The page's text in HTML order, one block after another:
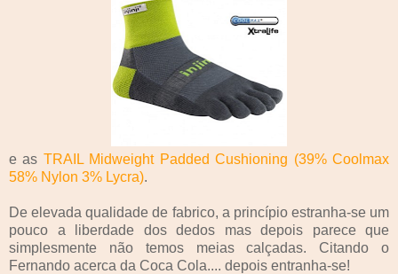
e as TRAIL Midweight Padded Cushioning (39% Coolmax
58% Nylon 3% Lycra).
De elevada qualidade de fabrico, a princípio estranha-se um
pouco a liberdade dos dedos mas depois parece que
simplesmente não temos meias calçadas. Citando o
Fernando acerca da Coca Cola.... depois entranha-se!